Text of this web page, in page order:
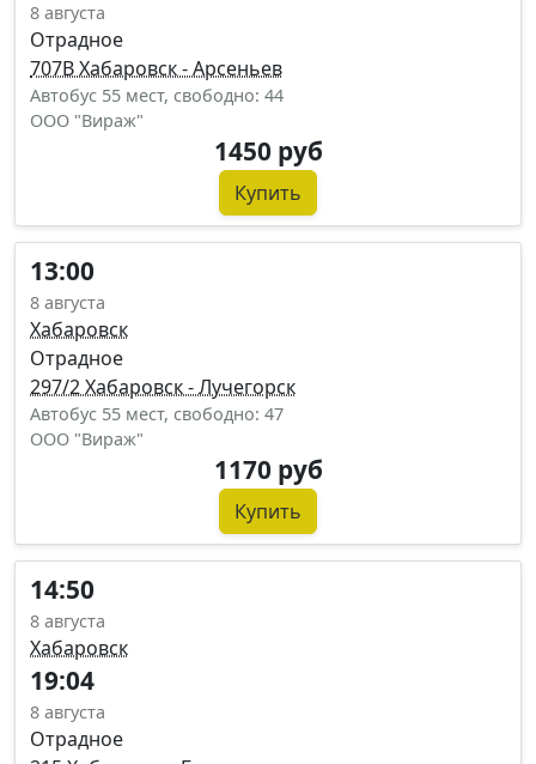
8 августа
Отрадное
707В Хабаровск - Арсеньев
Автобус 55 мест, свободно: 44
ООО "Вираж"
1450 руб
Купить
13:00
8 августа
Хабаровск
Отрадное
297/2 Хабаровск - Лучегорск
Автобус 55 мест, свободно: 47
ООО "Вираж"
1170 руб
Купить
14:50
8 августа
Хабаровск
19:04
8 августа
Отрадное